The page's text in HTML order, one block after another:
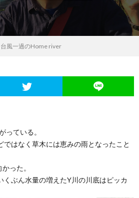
台風一過のHome river
っている。
ではなく草木には恵みの雨となったこと
った。
くぶん水量の増えたY川の川底はピッカ